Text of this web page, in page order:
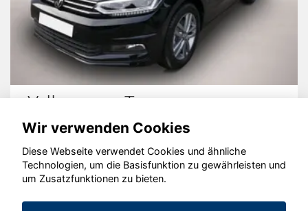
Volkswagen Touran
© konjunkturmotor.de GmbH 2020 - 2026
Wir verwenden Cookies
Diese Webseite verwendet Cookies und ähnliche
Technologien, um die Basisfunktion zu gewährleisten und
um Zusatzfunktionen zu bieten.